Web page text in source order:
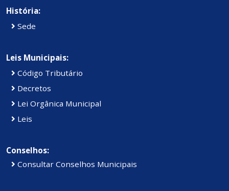
História:
Sede
Leis Municipais:
Código Tributário
Decretos
Lei Orgânica Municipal
Leis
Conselhos:
Consultar Conselhos Municipais